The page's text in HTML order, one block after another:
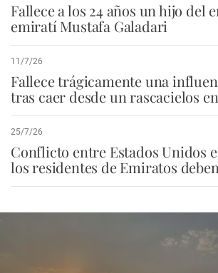
Fallece a los 24 años un hijo del
emiratí Mustafa Galadari
11/7/26
Fallece trágicamente una
tras caer desde un rascacielos
25/7/26
Conflicto entre Estados Unidos
los residentes de Emiratos